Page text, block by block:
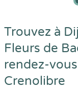
Trouvez à
Fleurs de
rendez-
Crenolibre